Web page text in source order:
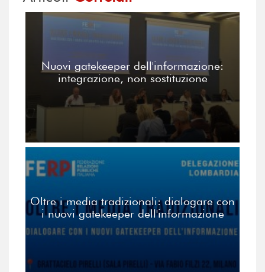
Nuovi gatekeeper dell'informazione:
integrazione, non sostituzione
Oltre i media tradizionali: dialogare con
i nuovi gatekeeper dell'informazione